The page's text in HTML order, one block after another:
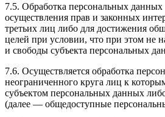
7.5. Обработка персональных данных
осуществления прав и законных
третьих лиц либо для достижения
целей при условии, что при этом не
и свободы субъекта персональных
7.6. Осуществляется обработка
неограниченного круга лиц к
субъектом персональных данных
(далее — общедоступные